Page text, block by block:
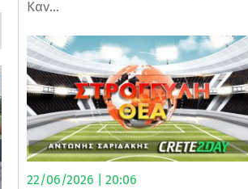
Καν...
22/06/2026 | 20:06